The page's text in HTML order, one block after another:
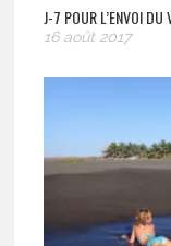
J-7 POUR L’ENVOI DU
16 août 2017